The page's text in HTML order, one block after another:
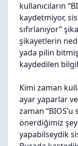
kullanıcıların
kaydetmiyor,
sıfırlanıyor”
şikayetlerin
yada pilin
kaydedilen
Kimi zaman
ayar yaparlar
zaman “BIOS’u
önerdiğimiz şey
yapabilseydik